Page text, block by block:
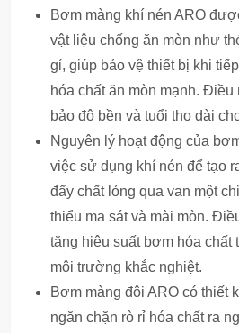
Bơm màng khí nén ARO
vật liệu chống ăn mòn như
gỉ, giúp bảo vệ thiết bị khi
hóa chất ăn mòn mạnh. Điều
bảo độ bền và tuổi thọ dài
Nguyên lý hoạt động của
việc sử dụng khí nén để tạo
đẩy chất lỏng qua van một
thiểu ma sát và mài mòn.
tăng hiệu suất bơm hóa chất
môi trường khắc nghiệt.
Bơm màng đôi ARO có thiết
ngăn chặn rò rỉ hóa chất ra